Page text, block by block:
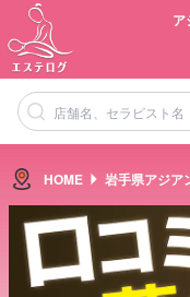
ア
HOME 岩手県アジア